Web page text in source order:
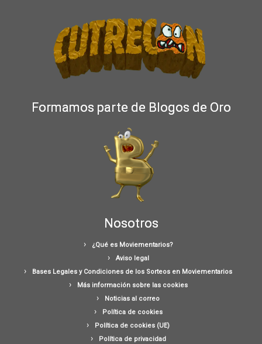
Formamos parte de Blogos de Oro
Nosotros
¿Qué es Moviementarios?
Aviso legal
Bases Legales y Condiciones de los Sorteos en Moviementarios
Más información sobre las cookies
Noticias al correo
Política de cookies
Política de cookies (UE)
Política de privacidad